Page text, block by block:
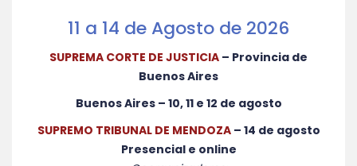
11 a 14 de Agosto de 2026
SUPREMA CORTE DE JUSTICIA – Provincia de
Buenos Aires
Buenos Aires – 10, 11 e 12 de agosto
SUPREMO TRIBUNAL DE MENDOZA– 14 de agosto
Presencial e online